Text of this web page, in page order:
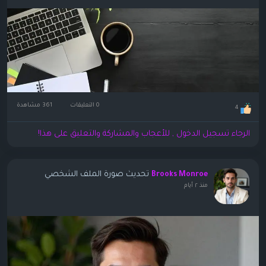
4 0 التعليقات
الرجاء تسجيل الدخول , للأعجاب والمشاركة والتعليق على هذا!
Brooks Monroe تحديث صورة الملف الشخصي
منذ ٢ أيام